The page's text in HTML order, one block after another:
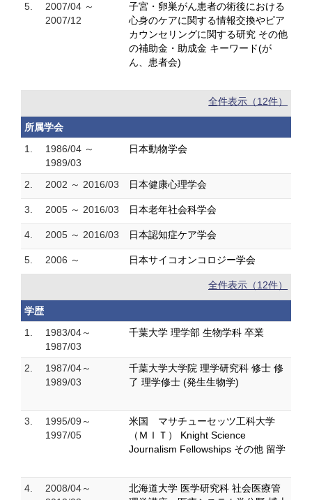
5.
2007/04 ～
2007/12
子宮・卵巣がん患者の術後における
心身のケアに関する情報交換やピア
カウンセリングに関する研究 その他
の補助金・助成金 キーワード(が
ん、患者会)
全件表示（12件）
所属学会
1.
1986/04 ～
1989/03
日本動物学会
2. 2002 ～ 2016/03 日本健康心理学会
3. 2005 ～ 2016/03 日本老年社会科学会
4. 2005 ～ 2016/03 日本認知症ケア学会
5. 2006 ～ 日本サイコオンコロジー学会
全件表示（12件）
学歴
1.
1983/04～
1987/03
千葉大学 理学部 生物学科 卒業
2.
1987/04～
1989/03
千葉大学大学院 理学研究科 修士 修
了 理学修士 (発生生物学)
3.
1995/09～
1997/05
米国 マサチューセッツ工科大学
（ＭＩＴ） Knight Science
Journalism Fellowships その他 留学
4.
2008/04～
北海道大学 医学研究科 社会医療管